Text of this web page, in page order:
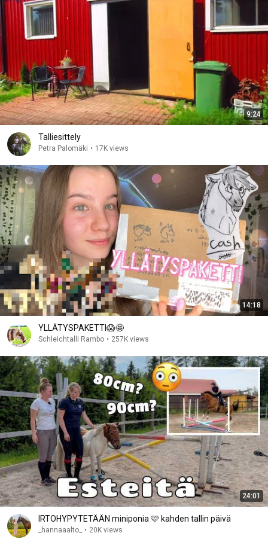
9:24
Talliesittely
Petra Palomäki • 17K views
14:18
YLLÄTYSPAKETTI😱🤩
Schleichtalli Rambo • 257K views
24:01
IRTOHYPYTETÄÄN miniponia 🩷 kahden tallin päivä
_hannaaalto_ • 20K views